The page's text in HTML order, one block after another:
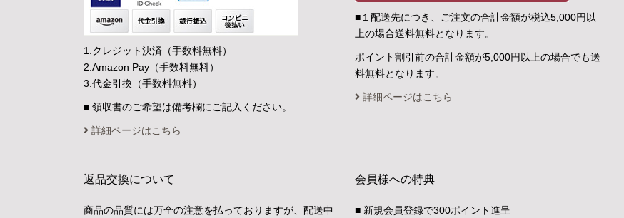
1.クレジット決済（手数料無料）
2.Amazon Pay（手数料無料）
3.代金引換（手数料無料）
■ 領収書のご希望は備考欄にご記入ください。
詳細ページはこちら
■１配送先につき、ご注文の合計金額が税込5,000円以
上の場合送料無料となります。
ポイント割引前の合計金額が5,000円以上の場合でも送
料無料となります。
詳細ページはこちら
返品交換について
商品の品質には万全の注意を払っておりますが、配送中
会員様への特典
■ 新規会員登録で300ポイント進呈